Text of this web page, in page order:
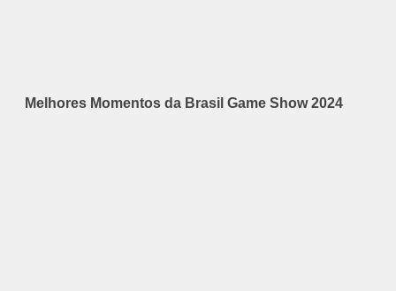
Melhores Momentos da Brasil Game Show 2024